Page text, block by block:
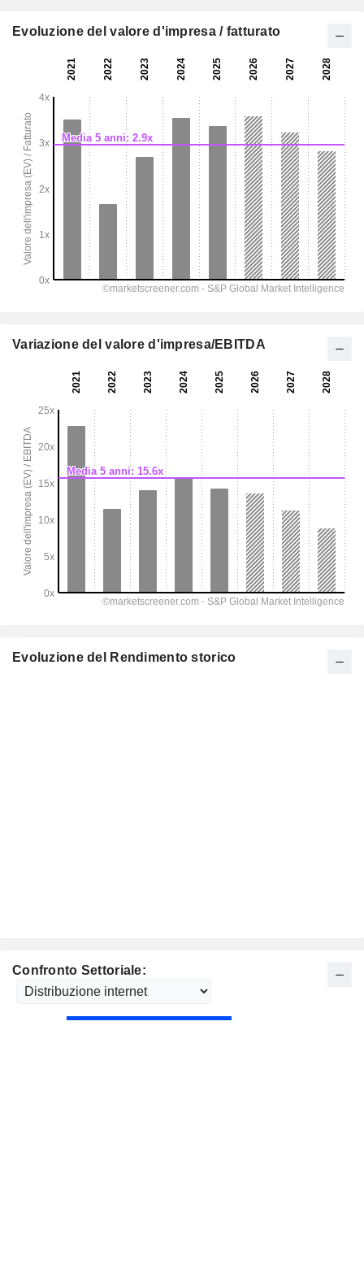
Confronto Settoriale:
Evoluzione del valore d'impresa / fatturato
Variazione del valore d'impresa/EBITDA
Evoluzione del Rendimento storico